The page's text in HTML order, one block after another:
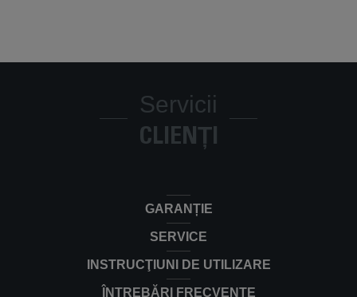
Servicii
CLIENȚI
GARANȚIE
SERVICE
INSTRUCŢIUNI DE UTILIZARE
ÎNTREBĂRI FRECVENTE